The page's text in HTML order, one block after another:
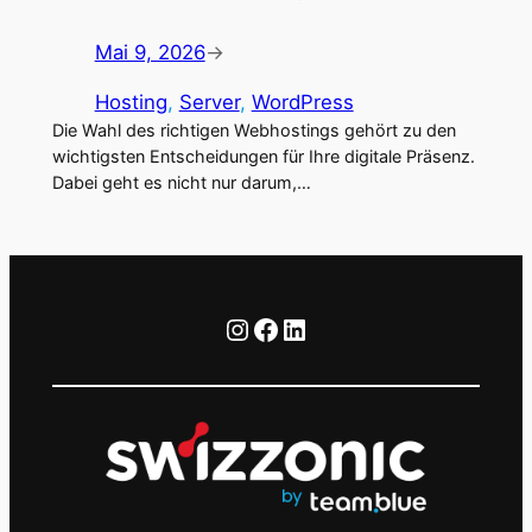
Mai 9, 2026→
Hosting, Server, WordPress
Die Wahl des richtigen Webhostings gehört zu den
wichtigsten Entscheidungen für Ihre digitale Präsenz.
Dabei geht es nicht nur darum,…
Instagram Facebook LinkedIn